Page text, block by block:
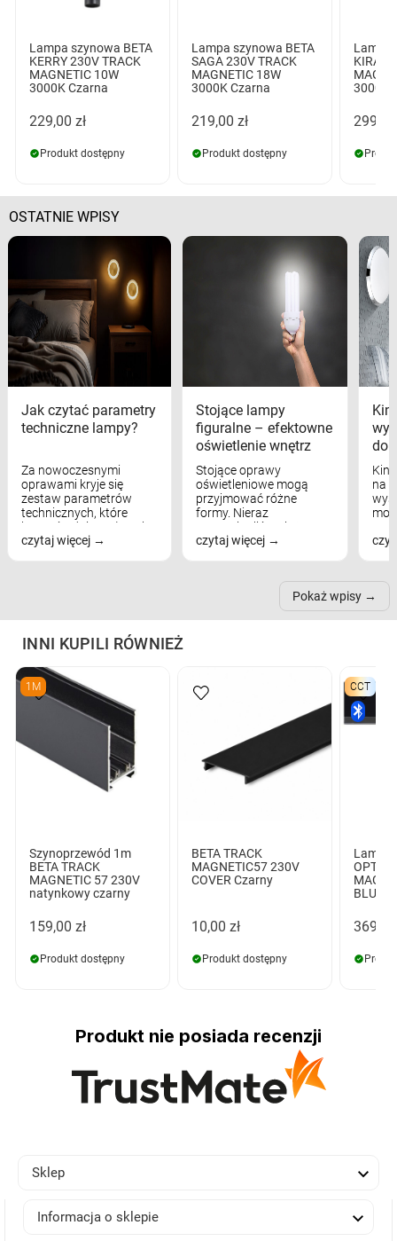
Lampa szynowa BETA
KERRY 230V TRACK
MAGNETIC 10W
3000K Czarna
229,00 zł
Produkt dostępny
Lampa szynowa BETA
SAGA 230V TRACK
MAGNETIC 18W
3000K Czarna
219,00 zł
Produkt dostępny
Lampa
KIRA
3000K
299,00
OSTATNIE WPISY
Jak czytać parametry
techniczne lampy?
Za nowoczesnymi
oprawami kryje się
zestaw parametrów
technicznych, które
bezpośrednio wpływają
na komfort widzenia,
czytaj więcej
Stojące lampy
figuralne – efektowne
oświetlenie wnętrz
Stojące oprawy
oświetleniowe mogą
przyjmować różne
formy. Nieraz
wspominaliśmy już
modele na łukowych
nich może przydać się w
czytaj więcej
na
Pokaż wpisy
INNI KUPILI RÓWNIEŻ
1M
Szynoprzewód 1m
BETA TRACK
MAGNETIC 57 230V
natynkowy czarny
159,00 zł
Produkt dostępny
BETA TRACK
MAGNETIC57 230V
COVER Czarny
10,00 zł
Produkt dostępny
CCT
Lampa
369,00
Produkt nie posiada recenzji
Sklep 
Informacja o sklepie 